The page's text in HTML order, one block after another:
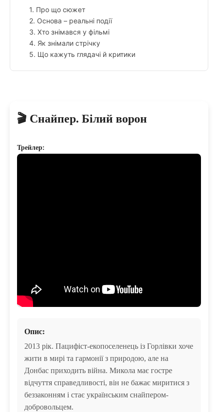
1. Про що сюжет
2. Основа – реальні події
3. Хто знімався у фільмі
4. Як знімали стрічку
5. Що кажуть глядачі й критики
🎬 Снайпер. Білий ворон
Трейлер:
Опис:
2013 рік. Пацифіст-екопоселенець із Горлівки хоче
жити в мирі та гармонії з природою, але на
Донбас приходить війна. Микола має гостре
відчуття справедливості, він не бажає миритися з
беззаконням і стає українським снайпером-
добровольцем.